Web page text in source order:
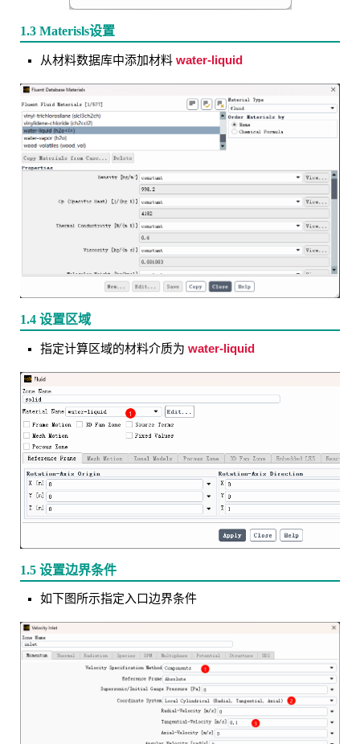
1.3 Materisls设置
从材料数据库中添加材料 water-liquid
1.4 设置区域
指定计算区域的材料介质为 water-liquid
1.5 设置边界条件
如下图所示指定入口边界条件